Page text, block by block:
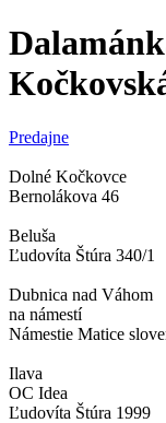
Predajne
Dolné Kočkovce
Bernolákova 46
Beluša
Ľudovíta Štúra 340/1
Dubnica nad Váhom
na námestí
Námestie Matice
Ilava
OC Idea
Ľudovíta Štúra 1999